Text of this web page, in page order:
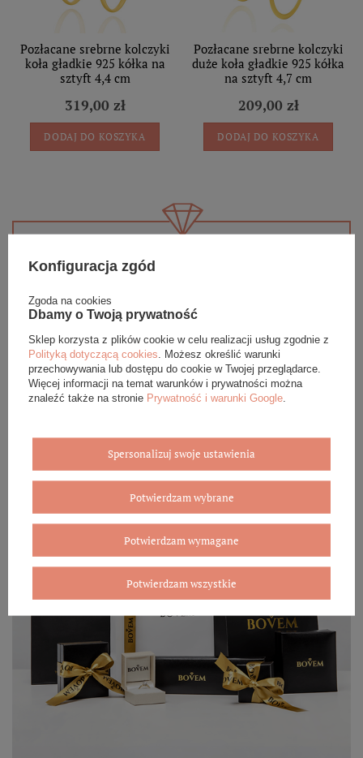
Pozłacane srebrne kolczyki
koła gładkie 925 kółka na
sztyft 4,4 cm
319,00 zł
DODAJ DO KOSZYKA
Pozłacane srebrne kolczyki
duże koła gładkie 925 kółka
na sztyft 4,7 cm
209,00 zł
DODAJ DO KOSZYKA
Eleganckie opakowanie gratis
Biżuterię i zegarki zakupione w sklepie internetowym
BOVEM otrzymasz jako gotowy do wręczenia upominek. Do
ekologicznej oraz elegancką torebkę. Rozmiary i wzory
mogą się różnić ze względu na wybrany asortyment.
WYBIERZ PREZENT
Konfiguracja zgód
Zgoda na cookies
Dbamy o Twoją prywatność
Sklep korzysta z plików cookie w celu realizacji usług zgodnie z
Polityką dotyczącą cookies . Możesz określić warunki
przechowywania lub dostępu do cookie w Twojej przeglądarce.
Więcej informacji na temat warunków i prywatności można
znaleźć także na stronie Prywatność i warunki Google
Spersonalizuj swoje ustawienia
Potwierdzam wybrane
Potwierdzam wymagane
Potwierdzam wszystkie